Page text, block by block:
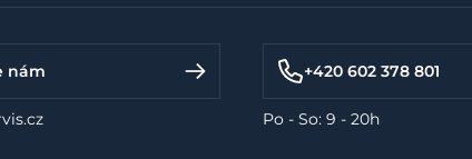
nám +420 602 378 801
Po - So: 9 - 20h